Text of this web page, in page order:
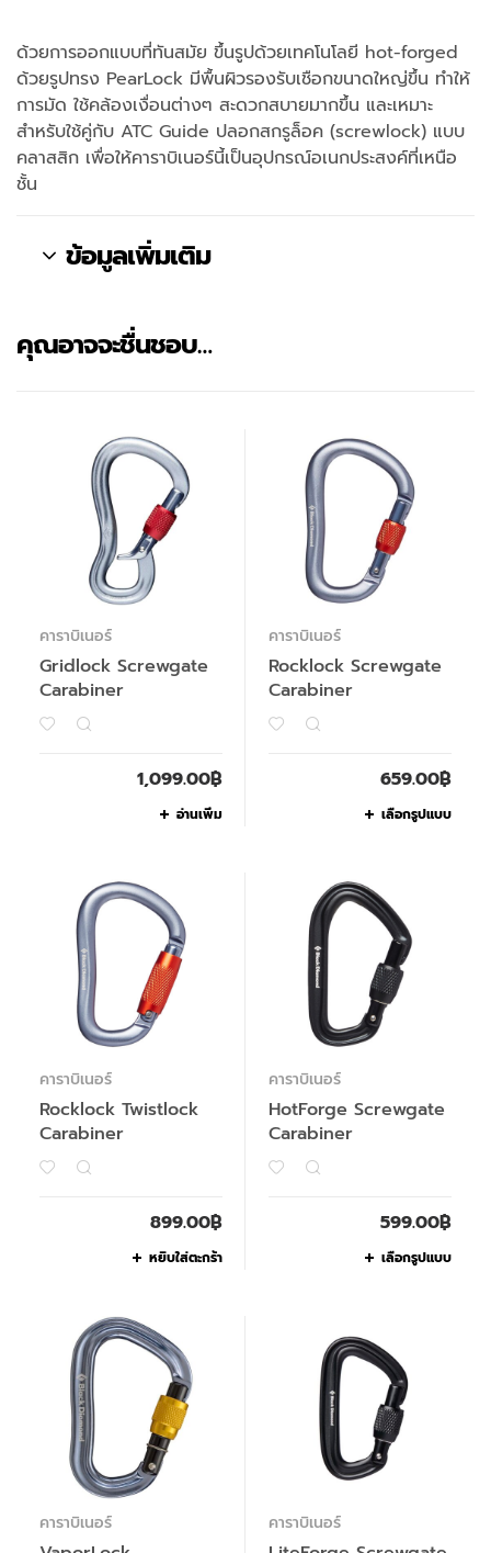
ด้วยการออกแบบที่ทันสมัย ขึ้นรูปด้วยเทคโนโลยี hot-forged
ด้วยรูปทรง PearLock มีพื้นผิวรองรับเชือกขนาดใหญ่ขึ้น ทำให้
การมัด ใช้คล้องเงื่อนต่างๆ สะดวกสบายมากขึ้น และเหมาะ
สำหรับใช้คู่กับ ATC Guide ปลอกสกรูล็อค (screwlock) แบบ
คลาสสิก เพื่อให้คาราบิเนอร์นี้เป็นอุปกรณ์อเนกประสงค์ที่เหนือ
ชั้น
ข้อมูลเพิ่มเติม
คุณอาจจะชื่นชอบ…
คาราบิเนอร์
Gridlock Screwgate
Carabiner
1,099.00฿
อ่านเพิ่ม
คาราบิเนอร์
Rocklock Screwgate
Carabiner
659.00฿
เลือกรูปแบบ
คาราบิเนอร์
Rocklock Twistlock
Carabiner
899.00฿
หยิบใส่ตะกร้า
คาราบิเนอร์
HotForge Screwgate
Carabiner
599.00฿
เลือกรูปแบบ
คาราบิเนอร์ คาราบิเนอร์